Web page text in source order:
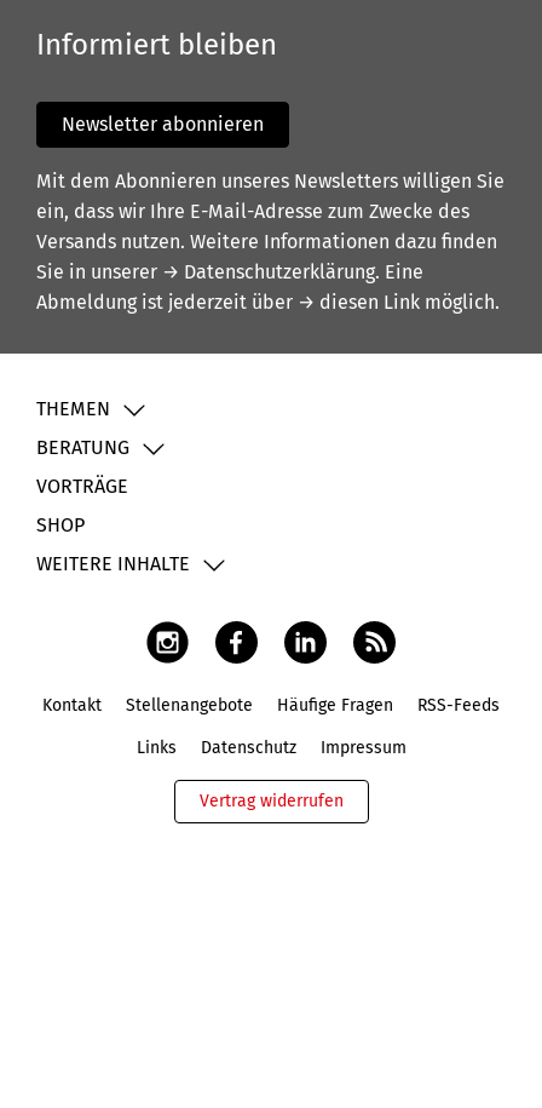
Informiert bleiben
Newsletter abonnieren
Mit dem Abonnieren unseres Newsletters willigen Sie
ein, dass wir Ihre E-Mail-Adresse zum Zwecke des
Versands nutzen. Weitere Informationen dazu finden
Sie in unserer → Datenschutzerklärung. Eine
Abmeldung ist jederzeit über → diesen Link möglich.
THEMEN
BERATUNG
VORTRÄGE
SHOP
WEITERE INHALTE
Kontakt Stellenangebote Häufige Fragen RSS-Feeds
Links Datenschutz Impressum
Vertrag widerrufen